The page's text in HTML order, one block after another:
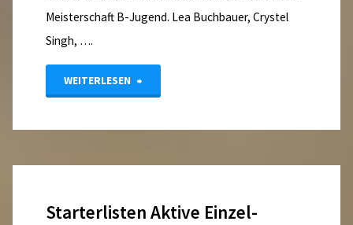
Meisterschaft B-Jugend. Lea Buchbauer, Crystel
Singh, ….
WEITERLESEN "Erste
bei
Starterlisten Aktive Einzel-